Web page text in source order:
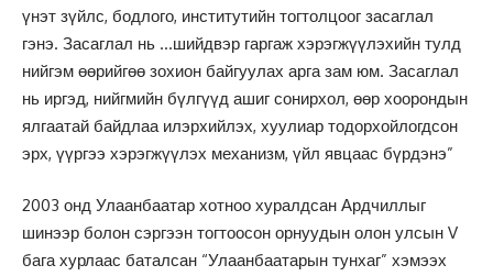
үнэт зүйлс, бодлого, институтийн тогтолцоог засаглал
гэнэ. Засаглал нь …шийдвэр гаргаж хэрэгжүүлэхийн тулд
нийгэм өөрийгөө зохион байгуулах арга зам юм. Засаглал
нь иргэд, нийгмийн бүлгүүд ашиг сонирхол, өөр хоорондын
ялгаатай байдлаа илэрхийлэх, хуулиар тодорхойлогдсон
эрх, үүргээ хэрэгжүүлэх механизм, үйл явцаас бүрдэнэ”
2003 онд Улаанбаатар хотноо хуралдсан Ардчиллыг
шинээр болон сэргээн тогтоосон орнуудын олон улсын V
бага хурлаас баталсан “Улаанбаатарын тунхаг” хэмээх